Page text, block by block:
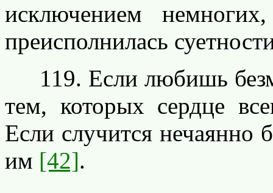
исключением
преисполнилась
119. Если любишь
тем, которых сердце
Если случится
им [42].